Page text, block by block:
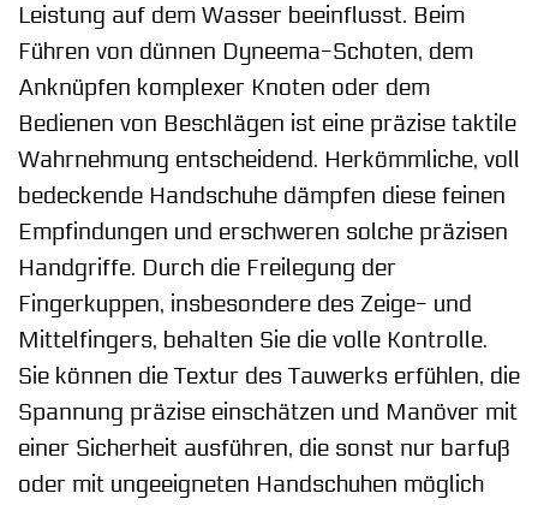
Leistung auf dem Wasser beeinflusst. Beim
Führen von dünnen Dyneema-Schoten, dem
Anknüpfen komplexer Knoten oder dem
Bedienen von Beschlägen ist eine präzise taktile
Wahrnehmung entscheidend. Herkömmliche, voll
bedeckende Handschuhe dämpfen diese feinen
Empfindungen und erschweren solche präzisen
Handgriffe. Durch die Freilegung der
Fingerkuppen, insbesondere des Zeige- und
Mittelfingers, behalten Sie die volle Kontrolle.
Sie können die Textur des Tauwerks erfühlen, die
Spannung präzise einschätzen und Manöver mit
einer Sicherheit ausführen, die sonst nur barfuß
oder mit ungeeigneten Handschuhen möglich